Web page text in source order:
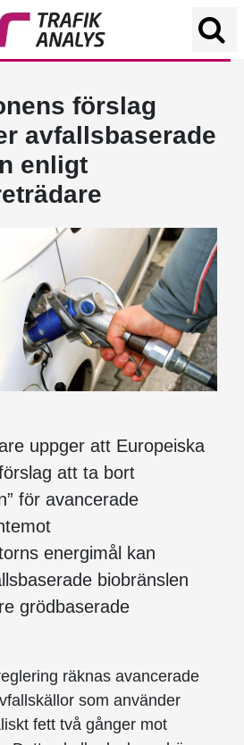
förslag
avfallsbaserade
enligt
uppger att Europeiska
att ta bort
för avancerade
energimål kan
biobränslen
grödbaserade
räknas avancerade
som använder
fett två gånger mot